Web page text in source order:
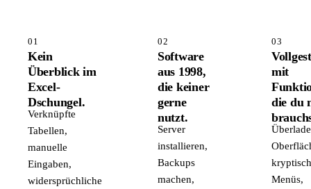
01
Kein
Überblick im
Excel-
Dschungel.
Verknüpfte
Tabellen,
manuelle
Eingaben,
widersprüchliche
02
Software
aus 1998,
die keiner
gerne
nutzt.
Server
installieren,
Backups
machen,
03
mit
die du
Menüs,